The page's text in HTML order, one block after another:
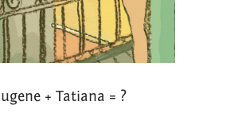
+ Tatiana = ?